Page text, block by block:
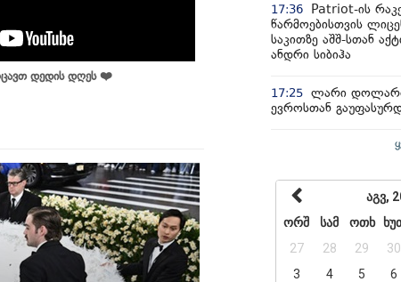
დედის დღეს ❤️
17:36
Patriot-ის
წარმოებისთვის
საკითზე აშშ-სთან
ანდრი სიბიჰა
17:25 ლარი
ევროსთან
აგვ,
ორშ
სამ ოთხ
27
28 29 30
3
4 5 6